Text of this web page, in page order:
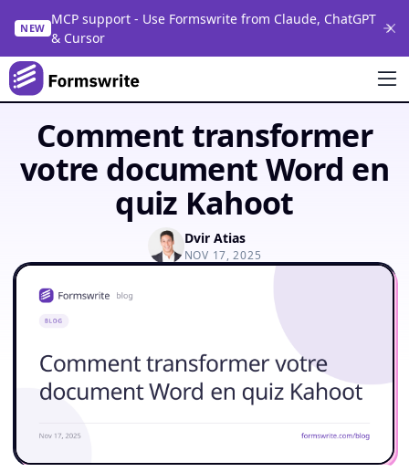
NEW
MCP support - Use Formswrite from Claude, ChatGPT
& Cursor
Comment transformer
votre document Word en
quiz Kahoot
Dvir Atias
NOV 17, 2025